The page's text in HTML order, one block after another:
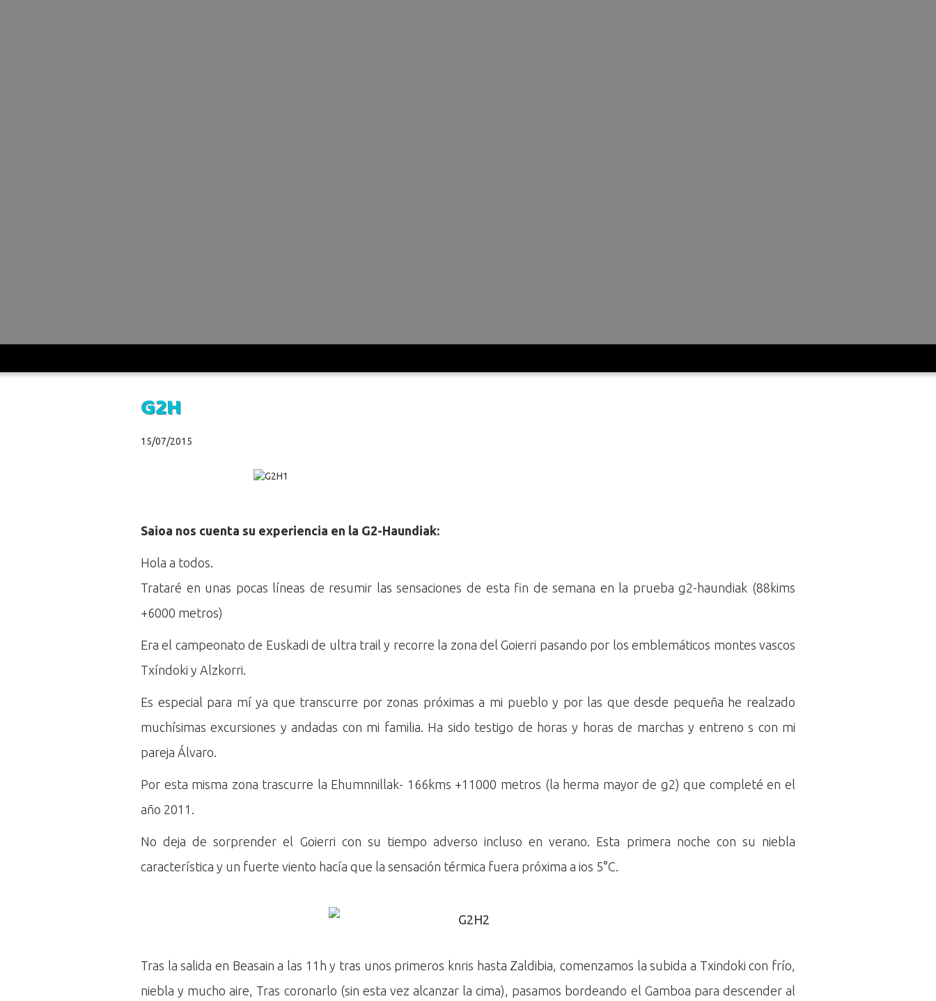
G2H
15/07/2015
Saioa nos cuenta su experiencia en la G2-Haundiak:
Hola a todos.
Trataré en unas pocas líneas de resumir las sensaciones de esta fin de semana en la prueba g2-haundiak (88kims
+6000 metros)
Era el campeonato de Euskadi de ultra trail y recorre la zona del Goierri pasando por los emblemáticos montes vascos
Txíndoki y Alzkorri.
Es especial para mí ya que transcurre por zonas próximas a mi pueblo y por las que desde pequeña he realzado
muchísimas excursiones y andadas con mi familia. Ha sido testigo de horas y horas de marchas y entreno s con mi
pareja Álvaro.
Por esta misma zona trascurre la Ehumnnillak- 166kms +11000 metros (la herma mayor de g2) que completé en el
año 2011.
No deja de sorprender el Goierri con su tiempo adverso incluso en verano. Esta primera noche con su niebla
característica y un fuerte viento hacía que la sensación térmica fuera próxima a ios 5°C.
Tras la salida en Beasain a las 11h y tras unos primeros knris hasta Zaldibia, comenzamos la subida a Txindoki con frío,
niebla y mucho aire, Tras coronarlo (sin esta vez alcanzar la cima), pasamos bordeando el Gamboa para descender al